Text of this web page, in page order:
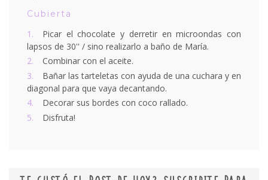
Cubierta
Picar el chocolate y derretir en microondas con
lapsos de 30'' / sino realizarlo a baño de María.
Combinar con el aceite.
Bañar las tarteletas con ayuda de una cuchara y en
diagonal para que vaya decantando.
Decorar sus bordes con coco rallado.
Disfruta!